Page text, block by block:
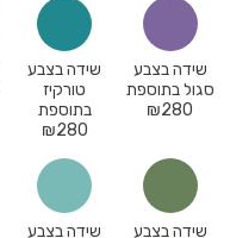
שידה בצבע
סגול בתוספת
₪280
שידה בצבע
טורקיז
בתוספת
₪280
שידה בצבע
שידה בצבע